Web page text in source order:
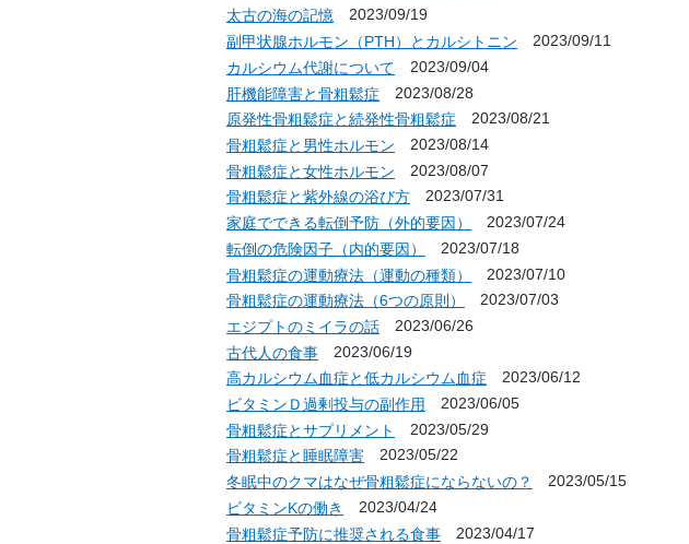
太古の海の記憶 2023/09/19
副甲状腺ホルモン（PTH）とカルシトニン 2023/09/11
カルシウム代謝について 2023/09/04
肝機能障害と骨粗鬆症 2023/08/28
原発性骨粗鬆症と続発性骨粗鬆症 2023/08/21
骨粗鬆症と男性ホルモン 2023/08/14
骨粗鬆症と女性ホルモン 2023/08/07
骨粗鬆症と紫外線の浴び方 2023/07/31
家庭でできる転倒予防（外的要因）
2023/07/24
転倒の危険因子（内的要因）
2023/07/18
骨粗鬆症の運動療法（運動の種類）
2023/07/10
骨粗鬆症の運動療法（6つの原則）
2023/07/03
エジプトのミイラの話 2023/06/26
古代人の食事 2023/06/19
高カルシウム血症と低カルシウム血症 2023/06/12
ビタミンＤ過剰投与の副作用
2023/06/05
骨粗鬆症とサプリメント
2023/05/29
骨粗鬆症と睡眠障害 2023/05/22
冬眠中のクマはなぜ骨粗鬆症にならないの？
2023/05/15
ビタミンKの働き
2023/04/24
骨粗鬆症予防に推奨される食事 2023/04/17